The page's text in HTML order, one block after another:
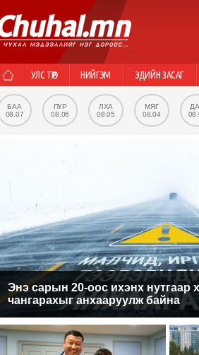
УЛС ТӨР НИЙГЭМ ЭДИЙН ЗАСАГ
БАА
08.07
ПҮР
08.06
ЛХА
08.05
МЯГ
08.04
Энэ сарын 20-оос ихэнх нутгаар
чангарахыг анхааруулж байна